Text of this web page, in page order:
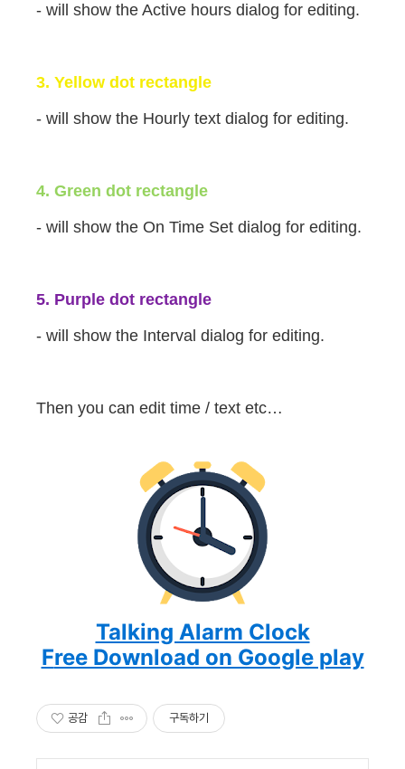
- will show the Active hours dialog for editing.
3. Yellow dot rectangle
- will show the Hourly text dialog for editing.
4. Green dot rectangle
- will show the On Time Set dialog for editing.
5. Purple dot rectangle
- will show the Interval dialog for editing.
Then you can edit time / text etc…
Talking Alarm Clock
Free Download on Google play
공감 구독하기